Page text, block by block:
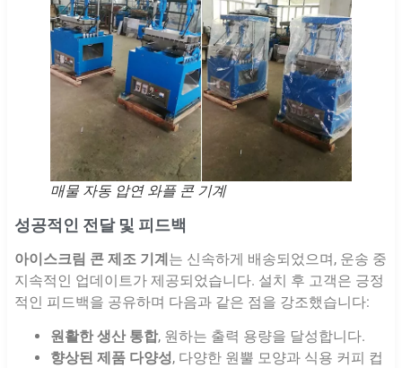
매물 자동 압연 와플 콘 기계
성공적인 전달 및 피드백
아이스크림 콘 제조 기계는 신속하게 배송되었으며, 운송 중
지속적인 업데이트가 제공되었습니다. 설치 후 고객은 긍정
적인 피드백을 공유하며 다음과 같은 점을 강조했습니다:
원활한 생산 통합, 원하는 출력 용량을 달성합니다.
향상된 제품 다양성, 다양한 원뿔 모양과 식용 커피 컵